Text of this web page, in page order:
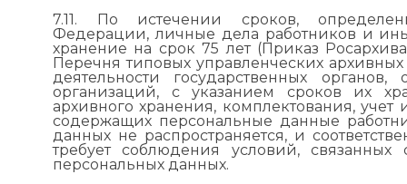
7.11. По истечении сроков,
Федерации, личные дела работников и
хранение на срок 75 лет (Приказ
Перечня типовых управленческих
деятельности государственных
организаций, с указанием сроков их
архивного хранения, комплектования,
содержащих персональные данные
данных не распространяется, и
требует соблюдения условий,
персональных данных.